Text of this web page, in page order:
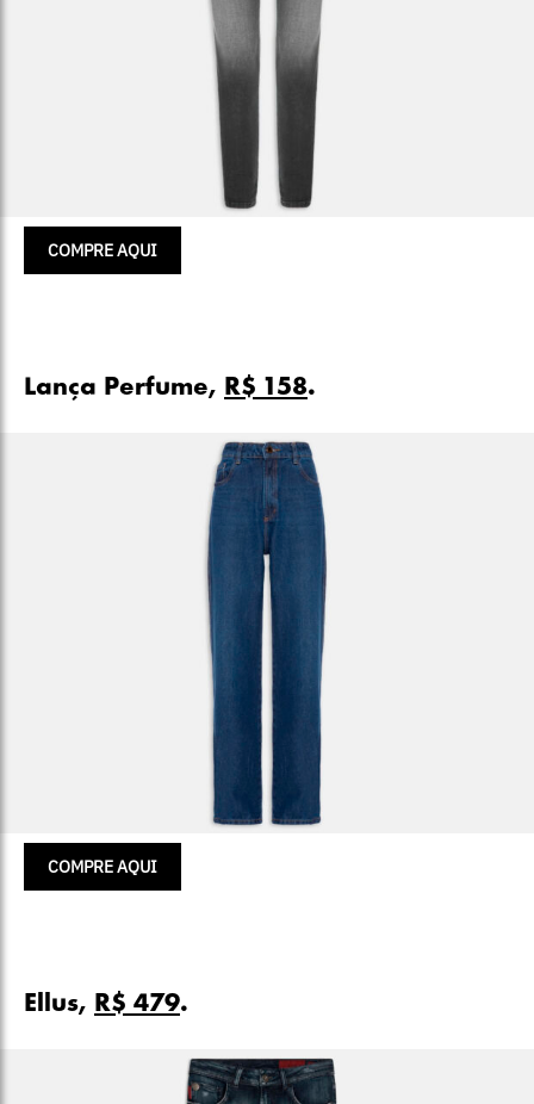
COMPRE AQUI
Lança Perfume, R$ 158.
COMPRE AQUI
Ellus, R$ 479.